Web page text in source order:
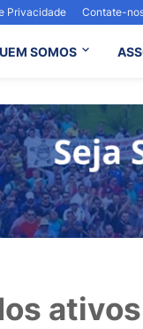
Privacidade Contate-
SOMOS